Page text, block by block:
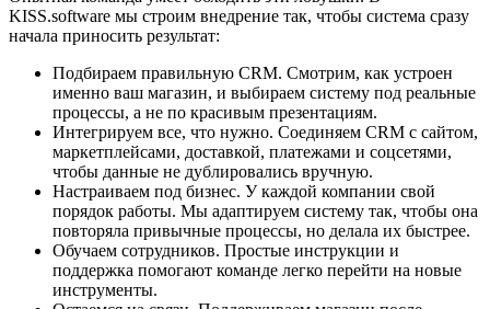
KISS.software мы строим внедрение так, чтобы система сразу
начала приносить результат:
Подбираем правильную CRM. Смотрим, как устроен
именно ваш магазин, и выбираем систему под реальные
процессы, а не по красивым презентациям.
Интегрируем все, что нужно. Соединяем CRM с сайтом,
маркетплейсами, доставкой, платежами и соцсетями,
чтобы данные не дублировались вручную.
Настраиваем под бизнес. У каждой компании свой
порядок работы. Мы адаптируем систему так, чтобы она
повторяла привычные процессы, но делала их быстрее.
Обучаем сотрудников. Простые инструкции и
поддержка помогают команде легко перейти на новые
инструменты.